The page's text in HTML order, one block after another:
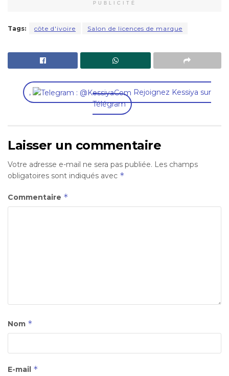
PUBLICITÉ
Tags: côte d'ivoire Salon de licences de marque
,
Rejoignez Kessiya sur
Télégram
Laisser un commentaire
Votre adresse e-mail ne sera pas publiée. Les champs
obligatoires sont indiqués avec *
Commentaire *
Nom *
E-mail *